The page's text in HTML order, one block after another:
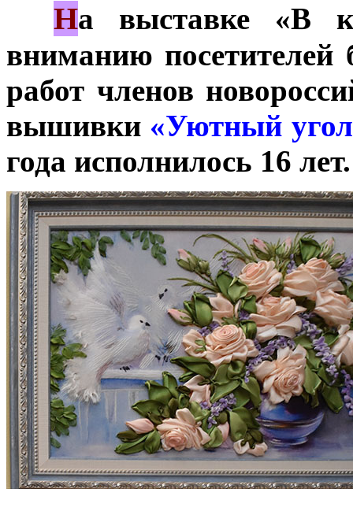
На выставке «В
вниманию посетителей
работ членов
вышивки «Уютный
года исполнилось 16 лет.